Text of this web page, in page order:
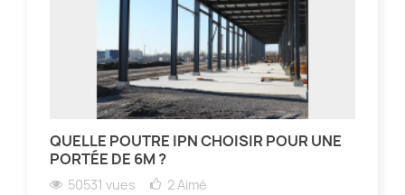
QUELLE POUTRE IPN CHOISIR POUR UNE
PORTÉE DE 6M ?
50531 vues 2Aimé